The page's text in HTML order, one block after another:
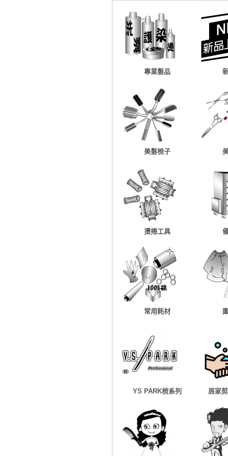
專業髮品
美髮梳子
燙捲工具
常用耗材
YS PARK梳系列 居家